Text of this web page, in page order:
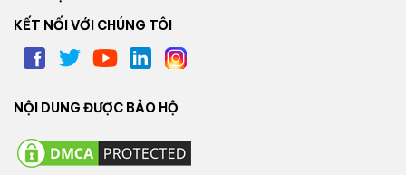
KẾT NỐI VỚI CHÚNG TÔI
NỘI DUNG ĐƯỢC BẢO HỘ